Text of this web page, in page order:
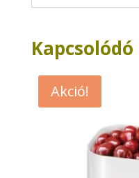
Akció!